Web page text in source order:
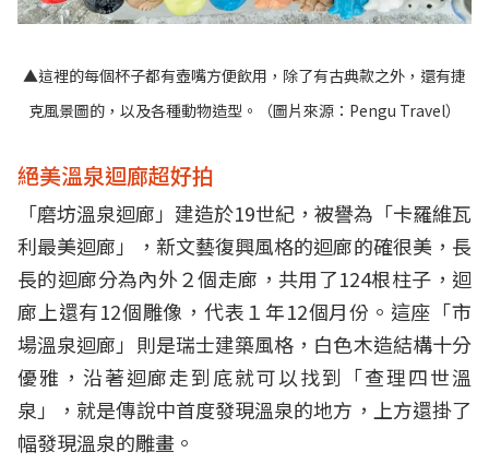
▲這裡的每個杯子都有壺嘴方便飲用，除了有古典款之外，還有捷
克風景圖的，以及各種動物造型。（圖片來源： Pengu Travel）
絕美溫泉迴廊超好拍
「磨坊溫泉迴廊」建造於19世紀，被譽為「卡羅維瓦
利最美迴廊」，新文藝復興風格的迴廊的確很美，長
長的迴廊分為內外２個走廊，共用了124根柱子，迴
廊上還有12個雕像，代表１年12個月份。這座「市
場溫泉迴廊」則是瑞士建築風格，白色木造結構十分
優雅，沿著迴廊走到底就可以找到「查理四世溫
泉」，就是傳說中首度發現溫泉的地方，上方還掛了
幅發現溫泉的雕畫。